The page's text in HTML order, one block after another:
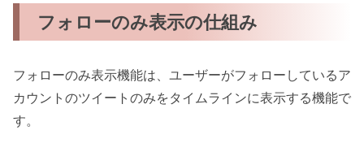
フォローのみ表示の仕組み
フォローのみ表示機能は、ユーザーがフォローしているア
カウントのツイートのみをタイムラインに表示する機能で
す。